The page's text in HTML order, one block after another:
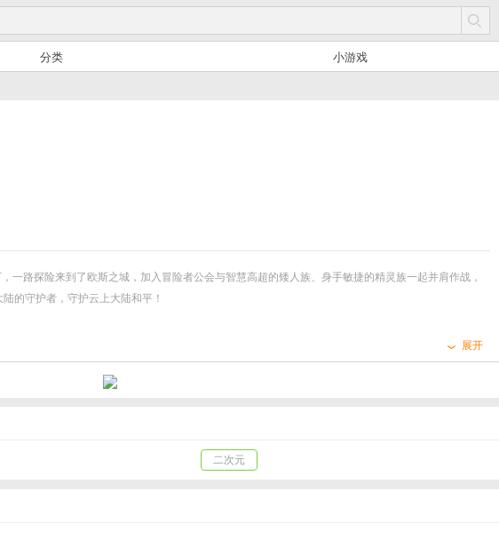
分类 小游戏
路探险来到了欧斯之城，加入冒险者公会与智慧高超的矮人族、身手敏捷的精灵族一起并肩作战，
的守护者，守护云上大陆和平！
展开
二次元